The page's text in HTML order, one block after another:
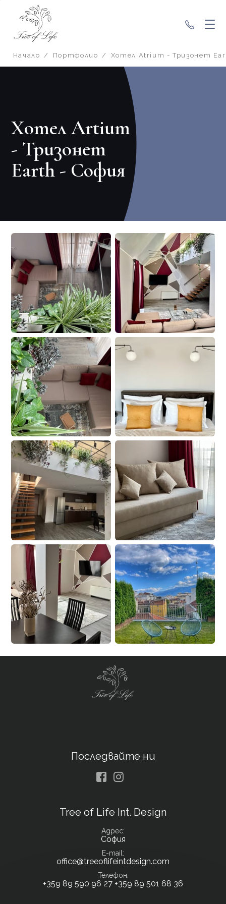
+359
Начало / Портфолио / Хотел Atrium - Тризонет
Хотел Artium
- Тризонет
Earth - София
Tree of Life Int. Design
Адрес
София
E-mail
office@treeoflifeintdesign.com
Телефон
+359 89 590 96 27 +359 89 501 68 36
Последвайте ни
Facebook